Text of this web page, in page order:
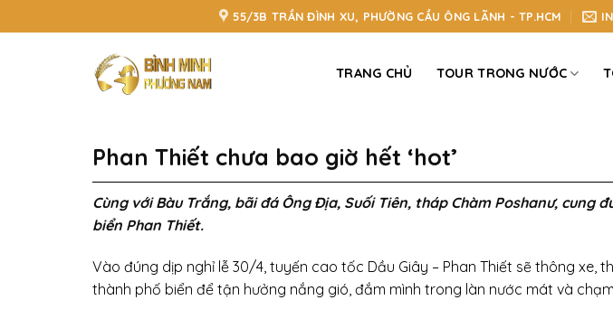
qua
55/3B TRẦN ĐÌNH XU, PHƯỜNG CẦU ÔNG LÃNH - TP.HCM
TRANG CHỦ TOUR TRONG NƯỚC
Phan Thiết chưa bao giờ hết ‘hot’
Cùng với Bàu Trắng, bãi đá Ông Địa, Suối Tiên, tháp Chàm Poshanư,
biển Phan Thiết.
Vào đúng dịp nghỉ lễ 30/4, tuyến cao tốc Dầu Giây – Phan Thiết sẽ thông xe,
thành phố biển để tận hưởng nắng gió, đắm mình trong làn nước mát và